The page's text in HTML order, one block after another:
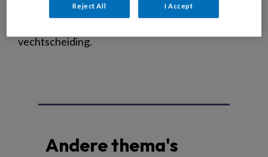
autistisch, vader die bezig was een vrouw te
vechtscheiding.
Andere thema's
Reject All I Accept